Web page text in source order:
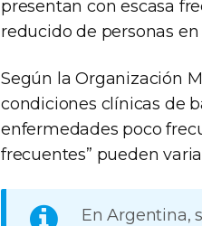
presentan con escasa
reducido de personas
Según la Organización
condiciones clínicas de
enfermedades poco
frecuentes” pueden
En Argentina,